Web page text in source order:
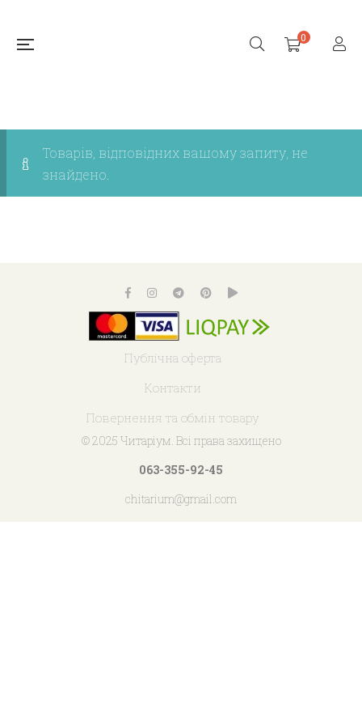
0
Товарів, відповідних вашому запиту, не
знайдено.
Публічна оферта
Контакти
Повернення та обмін товару
© 2025 Читаріум. Всі права захищено
063-355-92-45
chitarium@gmail.com